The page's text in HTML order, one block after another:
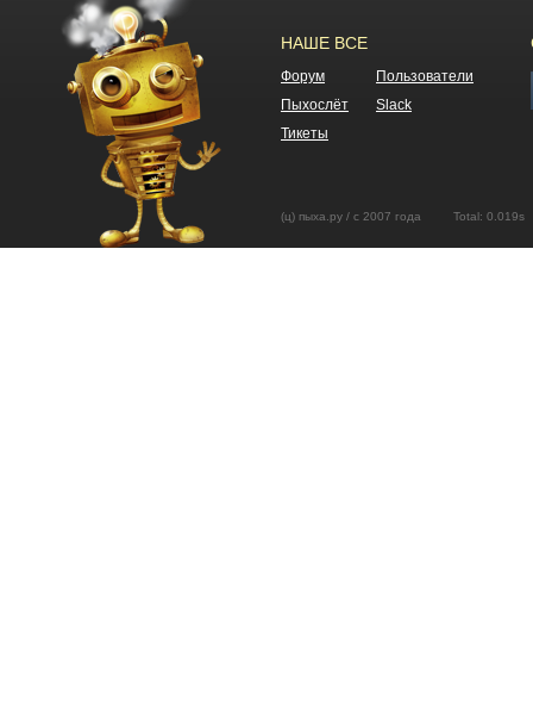
НАШЕ ВСЕ
Форум
Пользователи
Пыхослёт
Slack
Тикеты
(ц) пыха.ру / с 2007 года Total: